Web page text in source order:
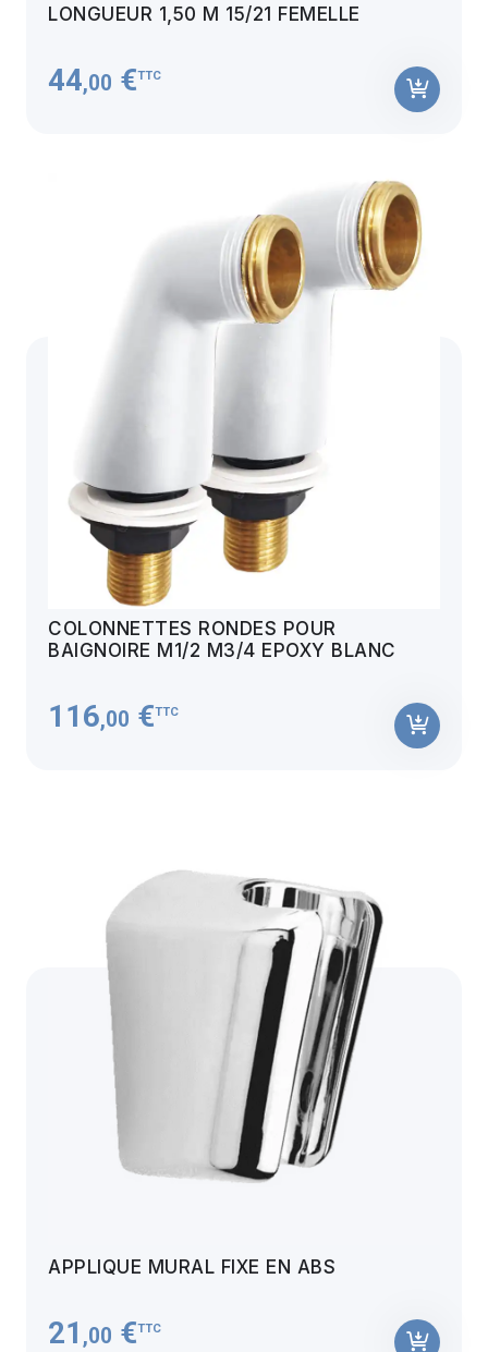
LONGUEUR 1,50 M 15/21 FEMELLE
44,00 €TTC
COLONNETTES RONDES POUR
BAIGNOIRE M1/2 M3/4 EPOXY BLANC
116,00 €TTC
APPLIQUE MURAL FIXE EN ABS
21 ,00 €TTC